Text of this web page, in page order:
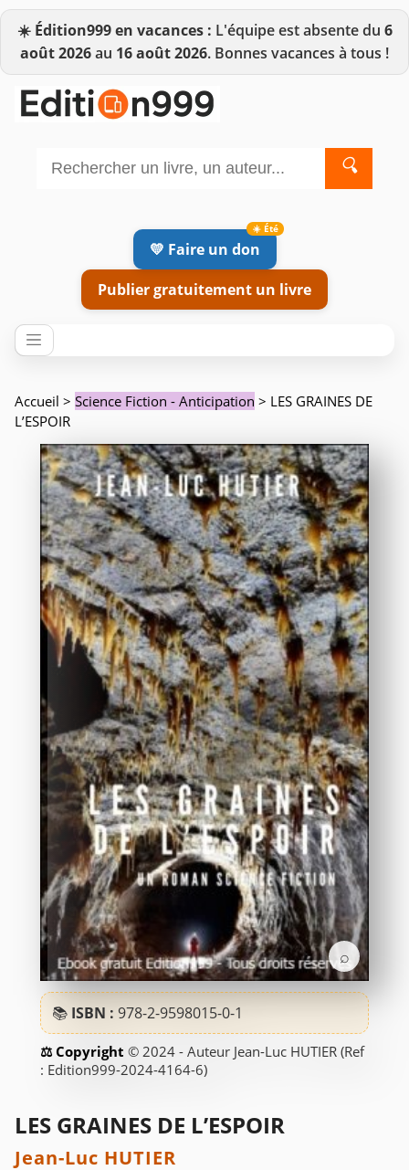
☀️ Édition999 en vacances : L'équipe est absente du 6
août 2026au 16 août 2026. Bonnes vacances à tous !
🔍
💛 Faire un don
Publier gratuitement un livre
Accueil > Science Fiction - Anticipation > LES GRAINES DE
L’ESPOIR
⌕
📚 ISBN : 978-2-9598015-0-1
© 2024 - Auteur Jean-Luc HUTIER (Ref
: Edition999-2024-4164-6)
LES GRAINES DE L’ESPOIR
Jean-Luc HUTIER